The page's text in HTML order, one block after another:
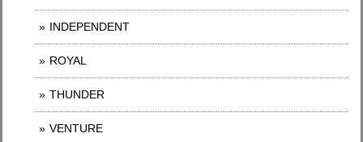
INDEPENDENT
ROYAL
THUNDER
VENTURE